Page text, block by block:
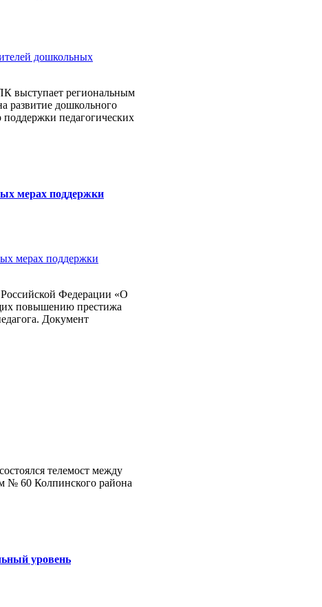
выступает региональным
развитие дошкольного
педагогических
мерах поддержки
Федерации «О
повышению престижа
Документ
телемост между
№ 60 Колпинского района
уровень